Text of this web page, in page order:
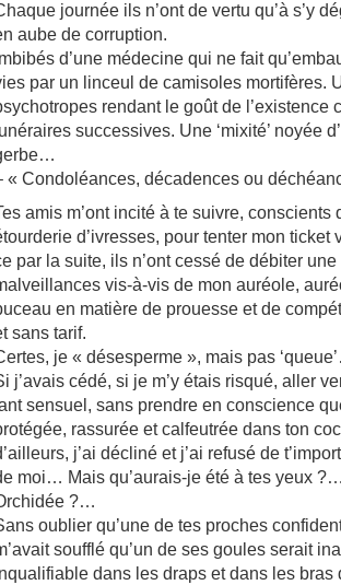
journée ils n’ont de vertu qu’à s’y
aube de corruption.
Imbibés d’une médecine qui ne fait
par un linceul de camisoles mortifères.
rendant le goût de l’existence
successives. Une ‘mixité’ noyée
« Condoléances, décadences ou
amis m’ont incité à te suivre, conscients
d’ivresses, pour tenter mon ticket
par la suite, ils n’ont cessé de débiter
vis-à-vis de mon auréole,
en matière de prouesse et de
sans tarif.
je « désesperme », mais pas
j’avais cédé, si je m’y étais risqué, aller
sensuel, sans prendre en conscience
rassurée et calfeutrée dans ton
j’ai décliné et j’ai refusé de
moi… Mais qu’aurais-je été à tes yeux
?…
oublier qu’une de tes proches
soufflé qu’un de ses goules serait
dans les draps et dans les bras